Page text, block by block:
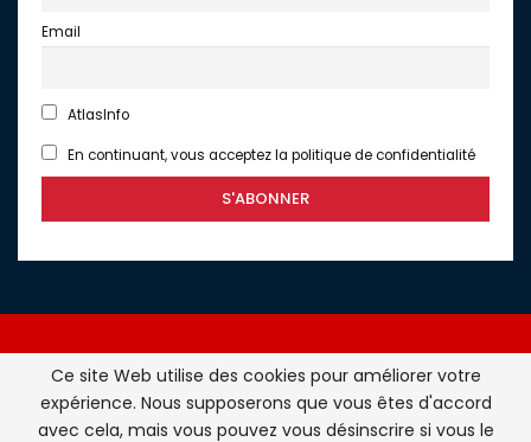
Email
AtlasInfo
En continuant, vous acceptez la politique de confidentialité
Atlasinfo.fr : l'essentiel de l'actualité de la France et du
Maghreb © Tous Droits Réservés - Atlasinfo- 2026
Ce site Web utilise des cookies pour améliorer votre
expérience. Nous supposerons que vous êtes d'accord
avec cela, mais vous pouvez vous désinscrire si vous le